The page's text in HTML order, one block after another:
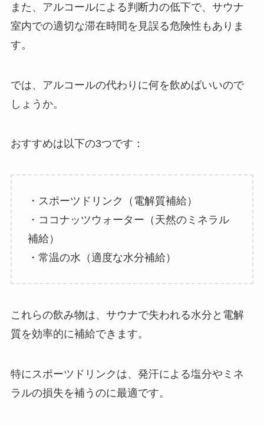
また、アルコールによる判断力の低下で、サウナ
室内での適切な滞在時間を見誤る危険性もありま
す。
では、アルコールの代わりに何を飲めばいいので
しょうか。
おすすめは以下の3つです：
・スポーツドリンク（電解質補給）
・ココナッツウォーター（天然のミネラル
補給）
・常温の水（適度な水分補給）
これらの飲み物は、サウナで失われる水分と電解
質を効率的に補給できます。
特にスポーツドリンクは、発汗による塩分やミネ
ラルの損失を補うのに最適です。